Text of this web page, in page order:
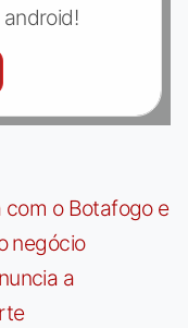
com o Botafogo e
negócio
a